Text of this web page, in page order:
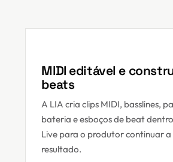
MIDI editável e
beats
A LIA cria clips MIDI, basslines,
bateria e esboços de beat
Live para o produtor continuar
resultado.